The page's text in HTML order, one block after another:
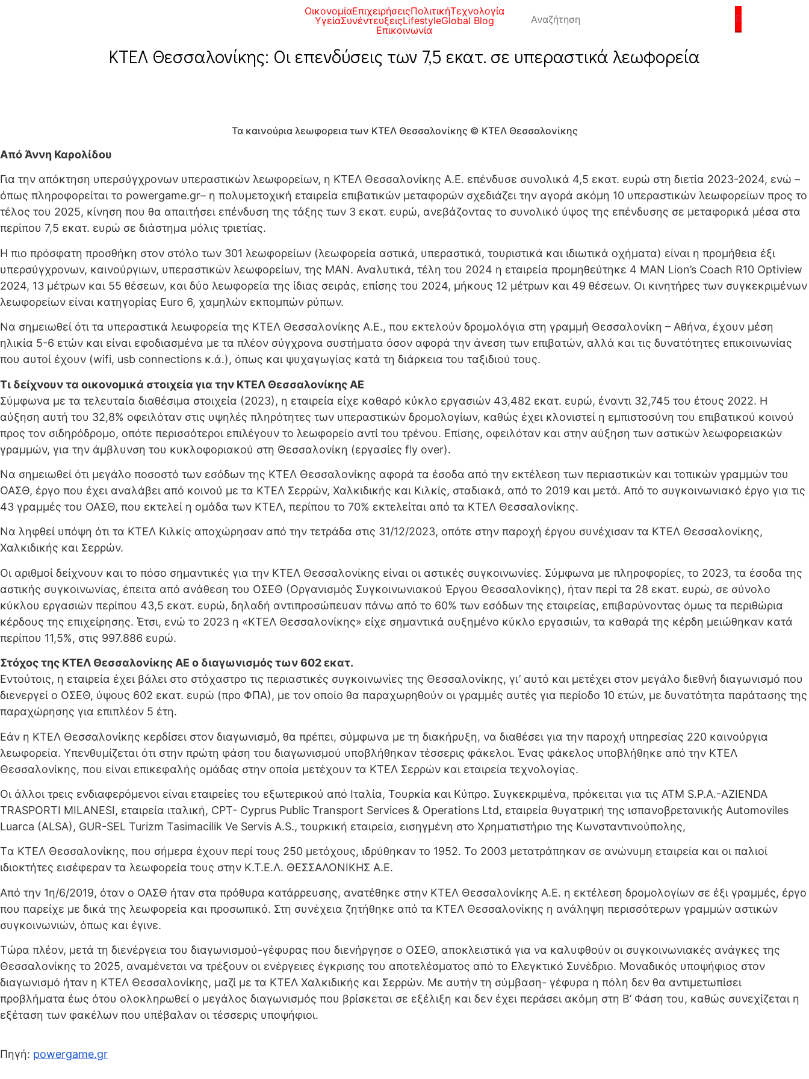
ΟικονομίαΕπιχειρήσειςΠολιτικήΤεχνολογία
ΥγείαΣυνέντευξειςLifestyleGlobal Blog
Επικοινωνία
ΚΤΕΛ Θεσσαλονίκης: Οι επενδύσεις των 7,5 εκατ. σε υπεραστικά λεωφορεία
Τα καινούρια λεωφορεια των ΚΤΕΛ Θεσσαλονίκης © ΚΤΕΛ Θεσσαλονίκης
Από Άννη Καρολίδου
Για την απόκτηση υπερσύγχρονων υπεραστικών λεωφορείων, η ΚΤΕΛ Θεσσαλονίκης Α.Ε. επένδυσε συνολικά 4,5 εκατ. ευρώ στη διετία 2023-2024, ενώ –
όπως πληροφορείται το powergame.gr– η πολυμετοχική εταιρεία επιβατικών μεταφορών σχεδιάζει την αγορά ακόμη 10 υπεραστικών λεωφορείων προς το
τέλος του 2025, κίνηση που θα απαιτήσει επένδυση της τάξης των 3 εκατ. ευρώ, ανεβάζοντας το συνολικό ύψος της επένδυσης σε μεταφορικά μέσα στα
περίπου 7,5 εκατ. ευρώ σε διάστημα μόλις τριετίας.
Η πιο πρόσφατη προσθήκη στον στόλο των 301 λεωφορείων (λεωφορεία αστικά, υπεραστικά, τουριστικά και ιδιωτικά οχήματα) είναι η προμήθεια έξι
υπερσύγχρονων, καινούργιων, υπεραστικών λεωφορείων, της ΜΑΝ. Αναλυτικά, τέλη του 2024 η εταιρεία προμηθεύτηκε 4 MAN Lion’s Coach R10 Optiview
2024, 13 μέτρων και 55 θέσεων, και δύο λεωφορεία της ίδιας σειράς, επίσης του 2024, μήκους 12 μέτρων και 49 θέσεων. Οι κινητήρες των συγκεκριμένων
λεωφορείων είναι κατηγορίας Euro 6, χαμηλών εκπομπών ρύπων.
Να σημειωθεί ότι τα υπεραστικά λεωφορεία της ΚΤΕΛ Θεσσαλονίκης Α.Ε., που εκτελούν δρομολόγια στη γραμμή Θεσσαλονίκη – Αθήνα, έχουν μέση
ηλικία 5-6 ετών και είναι εφοδιασμένα με τα πλέον σύγχρονα συστήματα όσον αφορά την άνεση των επιβατών, αλλά και τις δυνατότητες επικοινωνίας
που αυτοί έχουν (wifi, usb connections κ.ά.), όπως και ψυχαγωγίας κατά τη διάρκεια του ταξιδιού τους.
Τι δείχνουν τα οικονομικά στοιχεία για την ΚΤΕΛ Θεσσαλονίκης ΑΕ
Σύμφωνα με τα τελευταία διαθέσιμα στοιχεία (2023), η εταιρεία είχε καθαρό κύκλο εργασιών 43,482 εκατ. ευρώ, έναντι 32,745 του έτους 2022. Η
αύξηση αυτή του 32,8% οφειλόταν στις υψηλές πληρότητες των υπεραστικών δρομολογίων, καθώς έχει κλονιστεί η εμπιστοσύνη του επιβατικού κοινού
προς τον σιδηρόδρομο, οπότε περισσότεροι επιλέγουν το λεωφορείο αντί του τρένου. Eπίσης, οφειλόταν και στην αύξηση των αστικών λεωφορειακών
γραμμών, για την άμβλυνση του κυκλοφοριακού στη Θεσσαλονίκη (εργασίες fly over).
Nα σημειωθεί ότι μεγάλο ποσοστό των εσόδων της ΚΤΕΛ Θεσσαλονίκης αφορά τα έσοδα από την εκτέλεση των περιαστικών και τοπικών γραμμών του
ΟΑΣΘ, έργο που έχει αναλάβει από κοινού με τα ΚΤΕΛ Σερρών, Χαλκιδικής και Κιλκίς, σταδιακά, από το 2019 και μετά. Από το συγκοινωνιακό έργο για τις
43 γραμμές του ΟΑΣΘ, που εκτελεί η ομάδα των ΚΤΕΛ, περίπου το 70% εκτελείται από τα ΚΤΕΛ Θεσσαλονίκης.
Να ληφθεί υπόψη ότι τα ΚΤΕΛ Κιλκίς αποχώρησαν από την τετράδα στις 31/12/2023, οπότε στην παροχή έργου συνέχισαν τα ΚΤΕΛ Θεσσαλονίκης,
Χαλκιδικής και Σερρών.
Οι αριθμοί δείχνουν και το πόσο σημαντικές για την ΚΤΕΛ Θεσσαλονίκης είναι οι αστικές συγκοινωνίες. Σύμφωνα με πληροφορίες, το 2023, τα έσοδα της
αστικής συγκοινωνίας, έπειτα από ανάθεση του ΟΣΕΘ (Οργανισμός Συγκοινωνιακού Έργου Θεσσαλονίκης), ήταν περί τα 28 εκατ. ευρώ, σε σύνολο
κύκλου εργασιών περίπου 43,5 εκατ. ευρώ, δηλαδή αντιπροσώπευαν πάνω από το 60% των εσόδων της εταιρείας, επιβαρύνοντας όμως τα περιθώρια
κέρδους της επιχείρησης. Έτσι, ενώ το 2023 η «ΚΤΕΛ Θεσσαλονίκης» είχε σημαντικά αυξημένο κύκλο εργασιών, τα καθαρά της κέρδη μειώθηκαν κατά
περίπου 11,5%, στις 997.886 ευρώ.
Στόχος της ΚΤΕΛ Θεσσαλονίκης ΑΕ ο διαγωνισμός των 602 εκατ.
Εντούτοις, η εταιρεία έχει βάλει στο στόχαστρο τις περιαστικές συγκοινωνίες της Θεσσαλονίκης, γι’ αυτό και μετέχει στον μεγάλο διεθνή διαγωνισμό που
διενεργεί ο ΟΣΕΘ, ύψους 602 εκατ. ευρώ (προ ΦΠΑ), με τον οποίο θα παραχωρηθούν οι γραμμές αυτές για περίοδο 10 ετών, με δυνατότητα παράτασης της
παραχώρησης για επιπλέον 5 έτη.
Εάν η ΚΤΕΛ Θεσσαλονίκης κερδίσει στον διαγωνισμό, θα πρέπει, σύμφωνα με τη διακήρυξη, να διαθέσει για την παροχή υπηρεσίας 220 καινούργια
λεωφορεία. Υπενθυμίζεται ότι στην πρώτη φάση του διαγωνισμού υποβλήθηκαν τέσσερις φάκελοι. Ένας φάκελος υποβλήθηκε από την ΚΤΕΛ
Θεσσαλονίκης, που είναι επικεφαλής ομάδας στην οποία μετέχουν τα ΚΤΕΛ Σερρών και εταιρεία τεχνολογίας.
Οι άλλοι τρεις ενδιαφερόμενοι είναι εταιρείες του εξωτερικού από Ιταλία, Τουρκία και Κύπρο. Συγκεκριμένα, πρόκειται για τις ΑΤΜ S.P.A.-AZIENDA
TRASPORTI MILANESI, εταιρεία ιταλική, CPT- Cyprus Public Transport Services & Operations Ltd, εταιρεία θυγατρική της ισπανοβρετανικής Automoviles
Luarca (ALSA), GUR-SEL Turizm Tasimacilik Ve Servis A.S., τουρκική εταιρεία, εισηγμένη στο Χρηματιστήριο της Κωνσταντινούπολης,
Tα ΚΤΕΛ Θεσσαλονίκης, που σήμερα έχουν περί τους 250 μετόχους, ιδρύθηκαν το 1952. Το 2003 μετατράπηκαν σε ανώνυμη εταιρεία και οι παλιοί
ιδιοκτήτες εισέφεραν τα λεωφορεία τους στην Κ.Τ.Ε.Λ. ΘΕΣΣΑΛΟΝΙΚΗΣ Α.Ε.
Από την 1η/6/2019, όταν ο ΟΑΣΘ ήταν στα πρόθυρα κατάρρευσης, ανατέθηκε στην ΚΤΕΛ Θεσσαλονίκης Α.Ε. η εκτέλεση δρομολογίων σε έξι γραμμές, έργο
που παρείχε με δικά της λεωφορεία και προσωπικό. Στη συνέχεια ζητήθηκε από τα ΚΤΕΛ Θεσσαλονίκης η ανάληψη περισσότερων γραμμών αστικών
συγκοινωνιών, όπως και έγινε.
Τώρα πλέον, μετά τη διενέργεια του διαγωνισμού-γέφυρας που διενήργησε ο ΟΣΕΘ, αποκλειστικά για να καλυφθούν οι συγκοινωνιακές ανάγκες της
Θεσσαλονίκης το 2025, αναμένεται να τρέξουν οι ενέργειες έγκρισης του αποτελέσματος από το Ελεγκτικό Συνέδριο. Μοναδικός υποψήφιος στον
διαγωνισμό ήταν η KTEΛ Θεσσαλονίκης, μαζί με τα ΚΤΕΛ Χαλκιδικής και Σερρών. Με αυτήν τη σύμβαση- γέφυρα η πόλη δεν θα αντιμετωπίσει
προβλήματα έως ότου ολοκληρωθεί ο μεγάλος διαγωνισμός που βρίσκεται σε εξέλιξη και δεν έχει περάσει ακόμη στη Β’ Φάση του, καθώς συνεχίζεται η
εξέταση των φακέλων που υπέβαλαν οι τέσσερις υποψήφιοι.
Πηγή: powergame.gr